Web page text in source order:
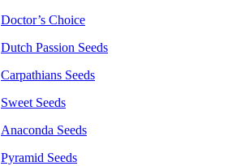
Doctor’s Choice
Dutch Passion Seeds
Carpathians Seeds
Sweet Seeds
Anaconda Seeds
Pyramid Seeds